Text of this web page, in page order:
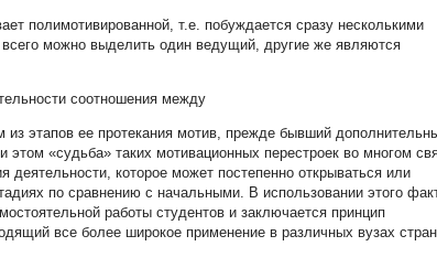
полимотивированной, т.е. побуждается сразу несколькими
можно выделить один ведущий, другие же являются
соотношения между
из этапов ее протекания мотив, прежде бывший
«судьба» таких мотивационных перестроек во многом
деятельности, которое может постепенно открываться или
по сравнению с начальными. В использовании этого
работы студентов и заключается принцип
все более широкое применение в различных вузах